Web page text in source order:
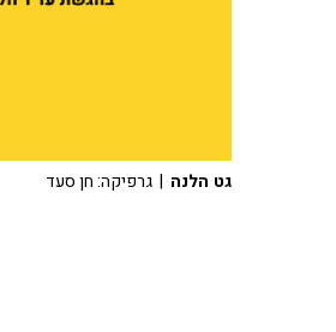
גט הלנה | גרפיקה: חן סעד